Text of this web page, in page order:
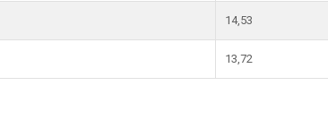
14,53
13,72